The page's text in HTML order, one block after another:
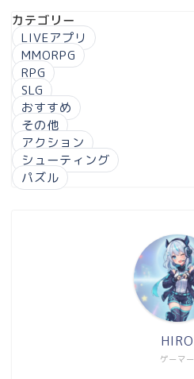
カテゴリー
LIVEアプリ
MMORPG
RPG
SLG
おすすめ
その他
アクション
シューティング
パズル
ゲーマー
HIRO